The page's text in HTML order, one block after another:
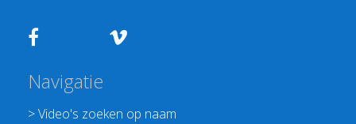
Navigatie
>Video's zoeken op naam